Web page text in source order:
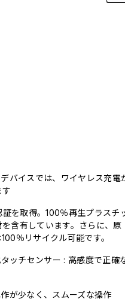
バイスでは、ワイヤレス充電
す
を取得。100％再生プラスチ
含有しています。さらに、原
％リサイクル可能です。
ッチセンサー : 高感度で正確
が少なく、スムーズな操作